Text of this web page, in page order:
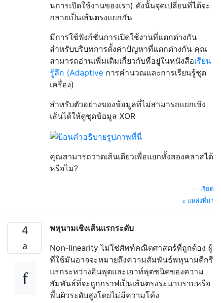
นการเปิดใช้งานของเรา) ดังนั้นจุดเปลี่ยนที่ได้จะ
กลายเป็นเส้นตรงแยกกัน
มีการใช้ฟังก์ชั่นการเปิดใช้งานที่แตกต่างกัน
สำหรับบริบทการตั้งค่าปัญหาที่แตกต่างกัน คุณ
สามารถอ่านเพิ่มเติมเกี่ยวกับที่อยู่ในหนังสือเรียน
รู้ลึก (Adaptive การคำนวณและการเรียนรู้ชุด
เครื่อง)
สำหรับตัวอย่างของข้อมูลที่ไม่สามารถแยกเชิง
เส้นได้ให้ดูชุดข้อมูล XOR
คุณสามารถวาดเส้นเดียวเพื่อแยกทั้งสองคลาสได้
หรือไม่?
เรียด
แหล่งที่มา
4
พหุนามเชิงเส้นแรกระดับ
Non-linearity ไม่ใช่ศัพท์คณิตศาสตร์ที่ถูกต้อง ผู้
ที่ใช้มันอาจจะหมายถึงความสัมพันธ์พหุนามดีกรี
แรกระหว่างอินพุตและเอาท์พุตชนิดของความ
สัมพันธ์ที่จะถูกกราฟเป็นเส้นตรงระนาบราบหรือ
พื้นผิวระดับสูงโดยไม่มีความโค้ง